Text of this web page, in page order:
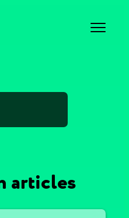
articles